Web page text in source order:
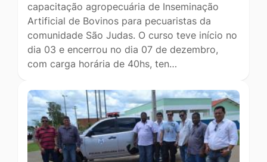
capacitação agropecuária de Inseminação
Artificial de Bovinos para pecuaristas da
comunidade São Judas. O curso teve início no
dia 03 e encerrou no dia 07 de dezembro,
com carga horária de 40hs, ten…